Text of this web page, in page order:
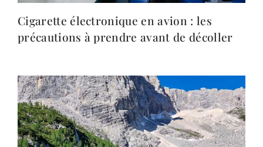
Cigarette électronique en avion : les
précautions à prendre avant de décoller